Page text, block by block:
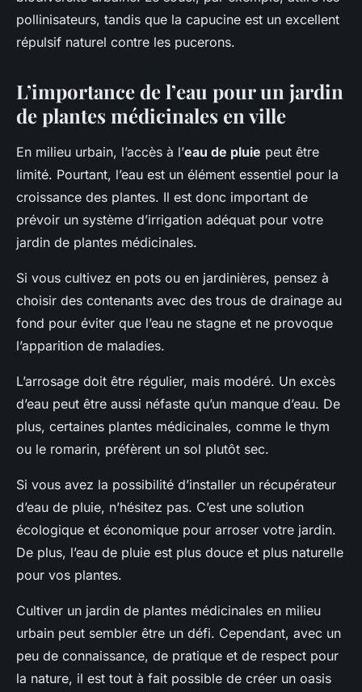
pollinisateurs, tandis que la capucine est un excellent
répulsif naturel contre les pucerons.
L’importance de l’eau pour un jardin
de plantes médicinales en ville
En milieu urbain, l’accès à l’eau de pluie peut être
limité. Pourtant, l’eau est un élément essentiel pour la
croissance des plantes. Il est donc important de
prévoir un système d’irrigation adéquat pour votre
jardin de plantes médicinales.
Si vous cultivez en pots ou en jardinières, pensez à
choisir des contenants avec des trous de drainage au
fond pour éviter que l’eau ne stagne et ne provoque
l’apparition de maladies.
L’arrosage doit être régulier, mais modéré. Un excès
d’eau peut être aussi néfaste qu’un manque d’eau. De
plus, certaines plantes médicinales, comme le thym
ou le romarin, préfèrent un sol plutôt sec.
Si vous avez la possibilité d’installer un récupérateur
d’eau de pluie, n’hésitez pas. C’est une solution
écologique et économique pour arroser votre jardin.
De plus, l’eau de pluie est plus douce et plus naturelle
pour vos plantes.
Cultiver un jardin de plantes médicinales en milieu
urbain peut sembler être un défi. Cependant, avec un
peu de connaissance, de pratique et de respect pour
la nature, il est tout à fait possible de créer un oasis